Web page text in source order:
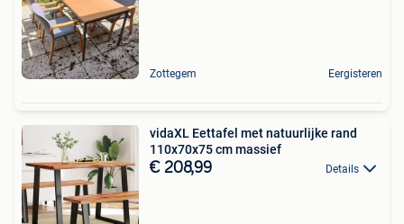
Zottegem Eergisteren
vidaXL Eettafel met natuurlijke rand
110x70x75 cm massief
€ 208,99 Details